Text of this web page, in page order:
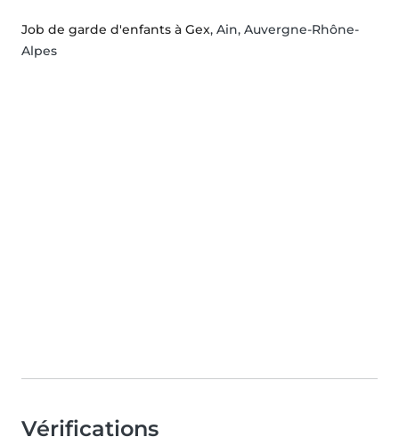
Job de garde d'enfants à Gex, Ain, Auvergne-Rhône-
Alpes
Vérifications